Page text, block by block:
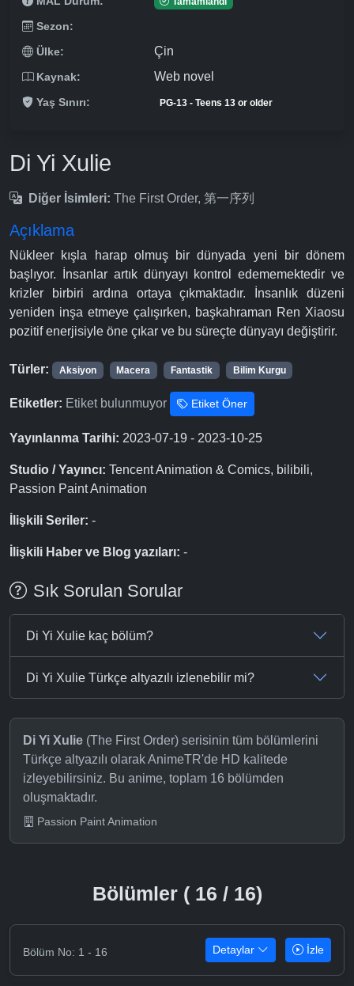
Sezon:
Ülke:
Çin
Kaynak: Web novel
Yaş Sınırı: PG-13 - Teens 13 or older
Di Yi Xulie
Diğer İsimleri: The First Order, 第一序列
Açıklama
Nükleer kışla harap olmuş bir dünyada yeni bir dönem
başlıyor. İnsanlar artık dünyayı kontrol edememektedir ve
krizler birbiri ardına ortaya çıkmaktadır. İnsanlık düzeni
yeniden inşa etmeye çalışırken, başkahraman Ren Xiaosu
pozitif enerjisiyle öne çıkar ve bu süreçte dünyayı değiştirir.
Türler: Aksiyon Macera Fantastik Bilim Kurgu
Etiketler: Etiket bulunmuyor Etiket Öner
Yayınlanma Tarihi: 2023-07-19 - 2023-10-25
Studio / Yayıncı: Tencent Animation & Comics, bilibili,
Passion Paint Animation
İlişkili Seriler: -
İlişkili Haber ve Blog yazıları: -
Sık Sorulan Sorular
Di Yi Xulie kaç bölüm?
Di Yi Xulie Türkçe altyazılı izlenebilir mi?
Di Yi Xulie (The First Order) serisinin tüm bölümlerini
Türkçe altyazılı olarak AnimeTR'de HD kalitede
izleyebilirsiniz. Bu anime, toplam 16 bölümden
oluşmaktadır.
Passion Paint Animation
Bölümler ( 16 / 16)
Bölüm No: 1 - 16 Detaylar İzle